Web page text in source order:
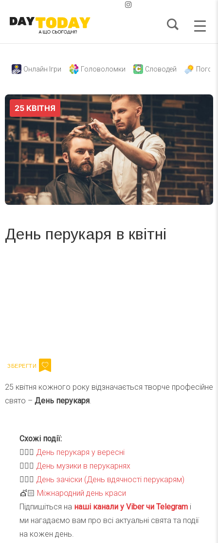
Онлайн Ігри Головоломки Словодей
День перукаря в квітні
25 квітня кожного року відзначається творче професійне
свято – День перукаря.
Схожі події:
💇🏻‍♀️ День перукаря у вересні
💇🏻‍♀️ День музики в перукарнях
💇🏻‍♀️ День зачіски (День вдячності перукарям)
💇🏻 Міжнародний день краси
Підпишіться на наші канали у Viber чи Telegram і
ми нагадаємо вам про всі актуальні свята та події
на кожен день.